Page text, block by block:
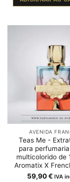
AVENIDA
Teas Me -
para
multicolorido de
Aromatix X
59,90€ IVA